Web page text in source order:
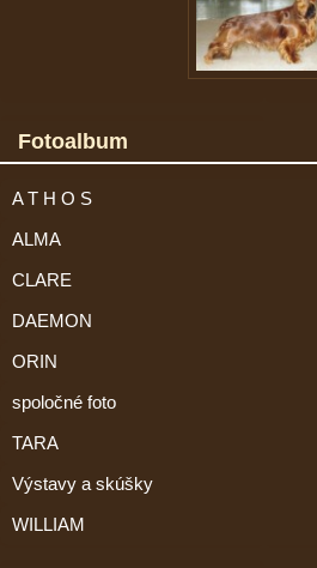
Fotoalbum
A T H O S
ALMA
CLARE
DAEMON
ORIN
spoločné foto
TARA
Výstavy a skúšky
WILLIAM